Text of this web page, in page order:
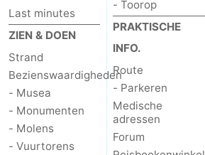
Last minutes
ZIEN & DOEN
Strand
Bezienswaardigheden
- Musea
- Monumenten
- Molens
- Vuurtorens
- Toorop
PRAKTISCHE
INFO.
Route
- Parkeren
Medische
adressen
Forum